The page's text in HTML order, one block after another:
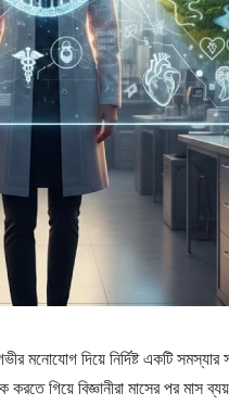
মনোযোগ দিয়ে নির্দিষ্ট একটি
করতে গিয়ে বিজ্ঞানীরা মাসের পর